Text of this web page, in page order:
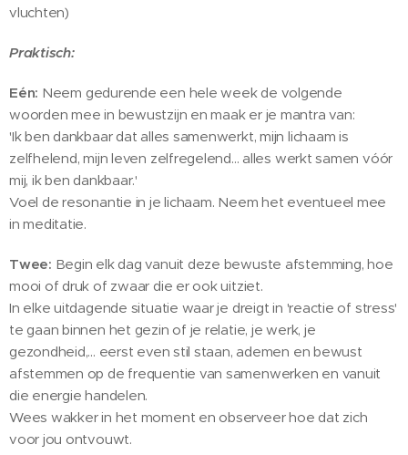
vluchten)
Praktisch:
Eén: Neem gedurende een hele week de volgende
woorden mee in bewustzijn en maak er je mantra van:
'Ik ben dankbaar dat alles samenwerkt, mijn lichaam is
zelfhelend, mijn leven zelfregelend... alles werkt samen vóór
mij, ik ben dankbaar.'
Voel de resonantie in je lichaam. Neem het eventueel mee
in meditatie.
Twee: Begin elk dag vanuit deze bewuste afstemming, hoe
mooi of druk of zwaar die er ook uitziet.
In elke uitdagende situatie waar je dreigt in 'reactie of stress'
te gaan binnen het gezin of je relatie, je werk, je
gezondheid,... eerst even stil staan, ademen en bewust
afstemmen op de frequentie van samenwerken en vanuit
die energie handelen.
Wees wakker in het moment en observeer hoe dat zich
voor jou ontvouwt.